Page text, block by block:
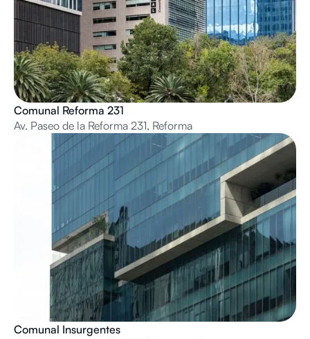
Comunal Reforma 231
Av. Paseo de la Reforma 231, Reforma
Comunal Insurgentes